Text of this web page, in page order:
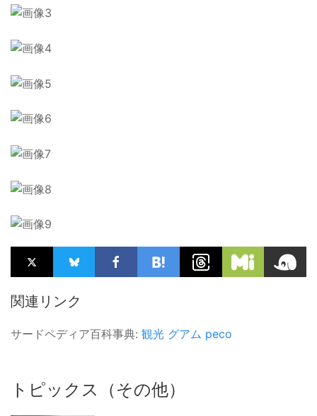
関連リンク
サードペディア百科事典: 観光 グアム peco
トピックス（その他）